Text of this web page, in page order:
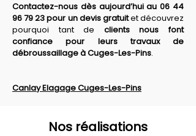
Contactez-nous dès aujourd’hui au 06 44
96 79 23 pour un devis gratuit et découvrez
pourquoi tant de clients nous font
confiance pour leurs travaux de
débroussaillage à Cuges-Les-Pins.
Canlay Elagage Cuges-Les-Pins
Nos réalisations